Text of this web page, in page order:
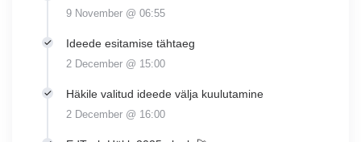
9 November @ 06:55
Ideede esitamise tähtaeg
2 December @ 15:00
Häkile valitud ideede välja kuulutamine
2 December @ 16:00